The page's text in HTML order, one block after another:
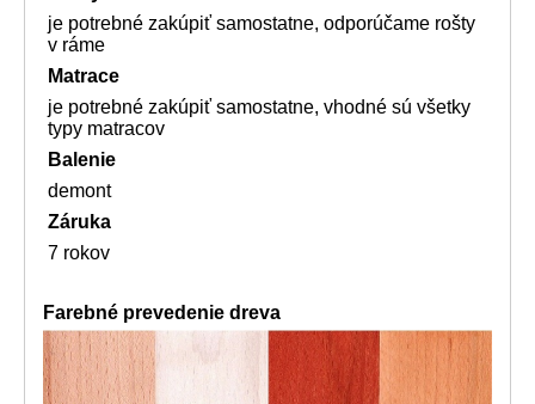
je potrebné zakúpiť samostatne, odporúčame rošty
v ráme
Matrace
je potrebné zakúpiť samostatne, vhodné sú všetky
typy matracov
Balenie
demont
Záruka
7 rokov
Farebné prevedenie dreva